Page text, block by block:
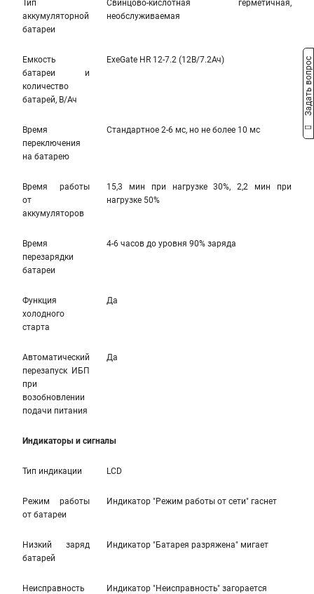
Тип
аккумуляторной
батареи
Свинцово-кислотная герметичная,
необслуживаемая
Емкость
батареи и
количество
батарей, В/Ач
ExeGate HR 12-7.2 (12В/7.2Ач)
Время
переключения
на батарею
Стандартное 2-6 мс, но не более 10 мс
Время работы
от
аккумуляторов
15,3 мин при нагрузке 30%, 2,2 мин при
нагрузке 50%
Время
перезарядки
батареи
4-6 часов до уровня 90% заряда
Функция
холодного
старта
Да
Автоматический
перезапуск ИБП
при
возобновлении
подачи питания
Да
Индикаторы и сигналы
Тип индикации LCD
Режим работы
от батареи
Индикатор "Режим работы от сети" гаснет
Низкий заряд
батарей
Индикатор "Батарея разряжена" мигает
Неисправность Индикатор "Неисправность" загорается
Задать вопрос